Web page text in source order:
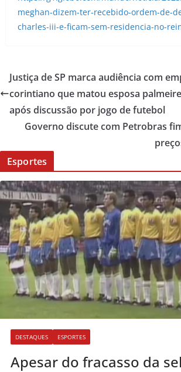
meghan-dizem-ter-recebido-ordem-de-
charles-iii-e-ficam-sem-residencia-no-
Justiça de SP marca audiência com
corintiano que matou esposa
após discussão por jogo de futebol
Governo discute com Petrobras
Esportes
DESTAQUES ESPORTES
Apesar do fracasso da